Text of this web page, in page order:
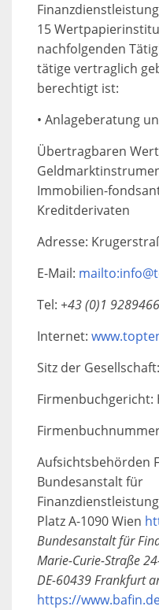
15
nachfolgenden
tätige vertraglich
berechtigt ist:
• Anlageberatung
Übertragbaren
Immobilien-
Kreditderivaten
Adresse:
E-Mail:
Tel: +43 (0)1
Internet:
Sitz der
Firmenbuchgericht:
Aufsichtsbehörden
Bundesanstalt für
Platz A-1090 Wien
Bundesanstalt für
Marie-Curie-Straße
DE-60439 Frankfurt
https://